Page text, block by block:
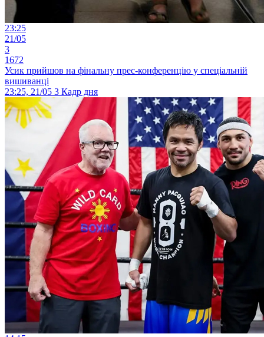
23:25
21/05
3
1672
Усик прийшов на фінальну прес-конференцію у спеціальній
вишиванці
23:25, 21/05 3 Кадр дня